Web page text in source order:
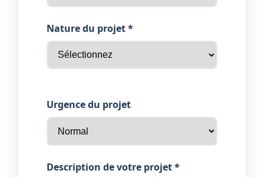
Nature du projet *
Urgence du projet
Description de votre projet *